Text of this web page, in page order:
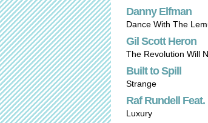
Danny Elfman
Dance With The
Gil Scott Heron
The Revolution Will
Built to Spill
Strange
Raf Rundell
Luxury